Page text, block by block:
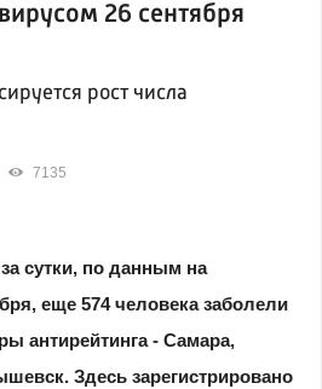
26 сентября
рост числа
7135
сутки, по данным на
еще 574 человека заболели
антирейтинга - Самара,
Здесь зарегистрировано